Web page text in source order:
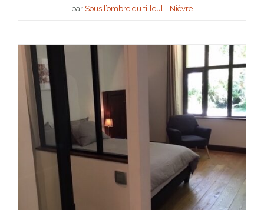
par Sous l’ombre du tilleul - Nièvre